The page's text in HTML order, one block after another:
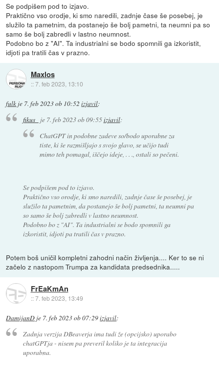
Se podpišem pod to izjavo.
Praktično vso orodje, ki smo naredili, zadnje čase še posebej, je
služilo ta pametnim, da postanejo še bolj pametni, ta neumni pa so
samo še bolj zabredli v lastno neumnost.
Podobno bo z "AI". Ta industrialni se bodo spomnili ga izkoristit,
idjoti pa tratili čas v prazno.
Maxlos
::7. feb 2023, 13:10
fulk je 7. feb 2023 ob 10:52 izjavil:
fikus_ je 7. feb 2023 ob 09:55izjavil:
ChatGPT in podobne zadeve so/bodo uporabne za
tiste, ki še razmišljajo s svojo glavo, se učijo tudi
mimo teh pomagal, iščejo ideje, . . ., ostali so pečeni.
Se podpišem pod to izjavo.
Praktično vso orodje, ki smo naredili, zadnje čase še posebej, je
služilo ta pametnim, da postanejo še bolj pametni, ta neumni pa
so samo še bolj zabredli v lastno neumnost.
Podobno bo z "AI". Ta industrialni se bodo spomnili ga
izkoristit, idjoti pa tratili čas v prazno.
Potem boš uničil kompletni zahodni način življenja.... Ker to se ni
začelo z nastopom Trumpa za kandidata predsednika.....
FrEaKmAn
::7. feb 2023, 13:49
DamijanD je 7. feb 2023 ob 07:29izjavil:
Zadnja verzija DBeaverja ima tudi že (opcijsko) uporabo
chatGPTja - nisem pa preveril koliko je ta integracija
uporabna.